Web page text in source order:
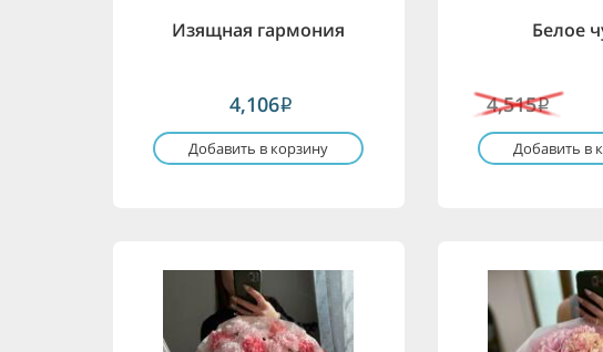
Изящная гармония
4,106i
Добавить в корзину
Белое
4,515i
Добавить в